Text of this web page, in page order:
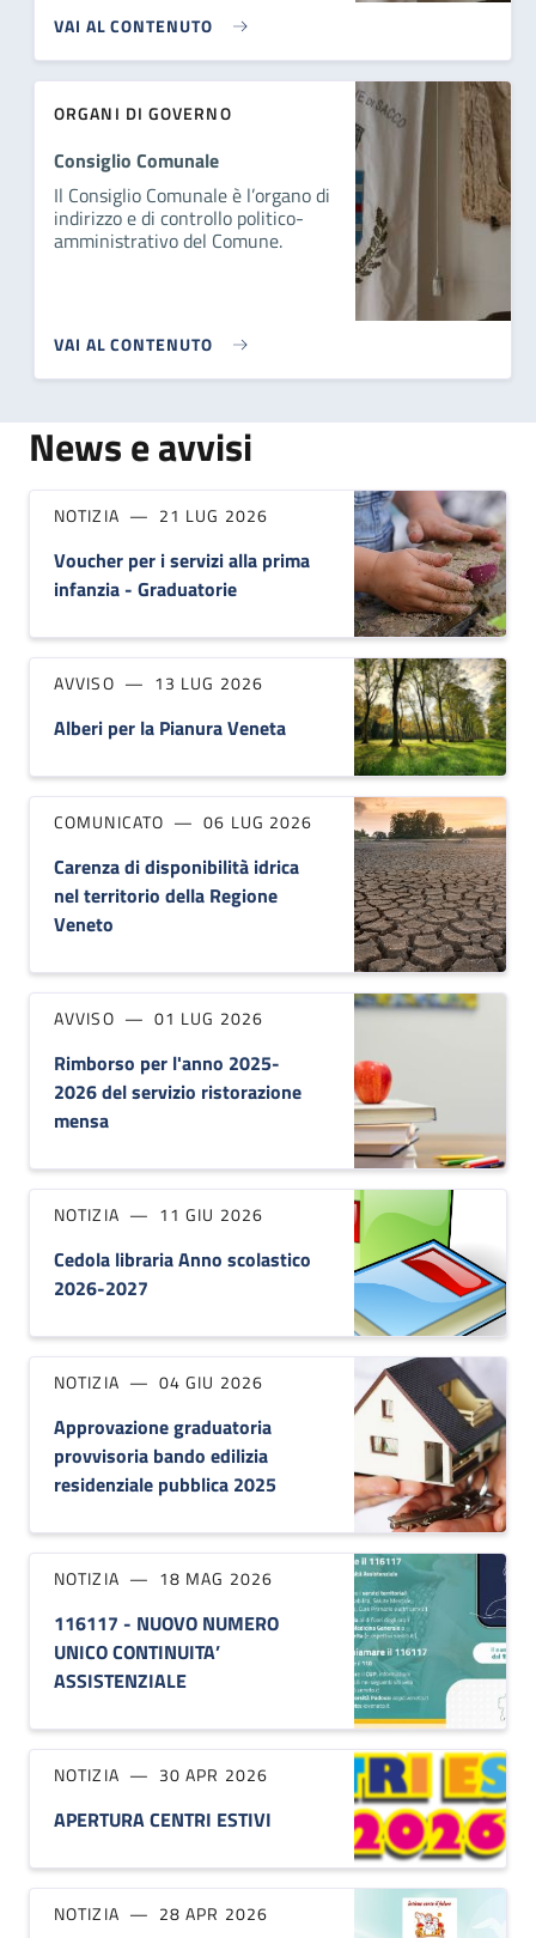
VAI AL CONTENUTO
ORGANI DI GOVERNO
Consiglio Comunale
Il Consiglio Comunale è l’organo di
indirizzo e di controllo politico-
amministrativo del Comune.
VAI AL CONTENUTO
News e avvisi
NOTIZIA 21 LUG 2026
Voucher per i servizi alla prima
infanzia - Graduatorie
AVVISO 13 LUG 2026
Alberi per la Pianura Veneta
COMUNICATO 06 LUG 2026
Carenza di disponibilità idrica
nel territorio della Regione
Veneto
AVVISO 01 LUG 2026
Rimborso per l'anno 2025-
2026 del servizio ristorazione
mensa
NOTIZIA 11 GIU 2026
Cedola libraria Anno scolastico
2026-2027
NOTIZIA 04 GIU 2026
Approvazione graduatoria
provvisoria bando edilizia
residenziale pubblica 2025
NOTIZIA 18 MAG 2026
116117 - NUOVO NUMERO
UNICO CONTINUITA’
ASSISTENZIALE
NOTIZIA 30 APR 2026
APERTURA CENTRI ESTIVI
NOTIZIA 28 APR 2026